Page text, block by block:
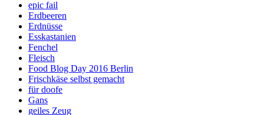
epic fail
Erdbeeren
Erdnüsse
Esskastanien
Fenchel
Fleisch
Food Blog Day 2016 Berlin
Frischkäse selbst gemacht
für doofe
Gans
geiles Zeug